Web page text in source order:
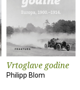
Vrtoglave godine
Philipp Blom